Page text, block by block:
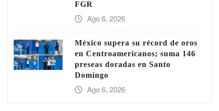
FGR
Ago 6, 2026
México supera su récord de oros
en Centroamericanos; suma 146
preseas doradas en Santo
Domingo
Ago 6, 2026